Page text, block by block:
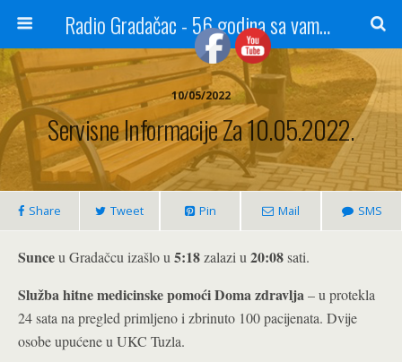
Radio Gradačac - 56 godina sa vama...
10/05/2022
Servisne Informacije Za 10.05.2022.
Share Tweet Pin Mail SMS
Sunceu Gradačcu izašlo u 5:18zalazi u 20:08sati.
Služba hitne medicinske pomoći Doma zdravlja– u protekla
24 sata na pregled primljeno i zbrinuto 100 pacijenata. Dvije
osobe upućene u UKC Tuzla.